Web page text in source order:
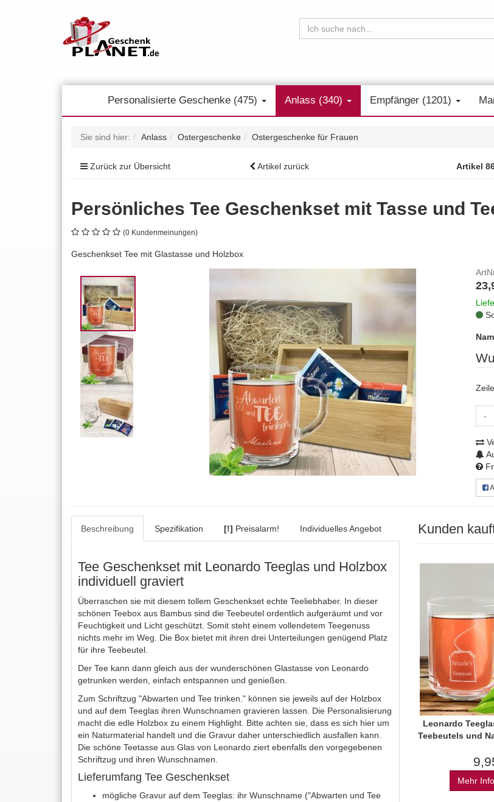
Personalisierte Geschenke (475) Anlass (340) Empfänger (1201)
Sie sind hier: Anlass Ostergeschenke Ostergeschenke für Frauen
Zurück zur Übersicht Artikel zurück Artikel
Persönliches Tee Geschenkset mit Tasse und
(0 Kundenmeinungen)
Geschenkset Tee mit Glastasse und Holzbox
-
Beschreibung Spezifikation [!] Preisalarm! Individuelles Angebot
Tee Geschenkset mit Leonardo Teeglas und Holzbox
individuell graviert
Überraschen sie mit diesem tollem Geschenkset echte Teeliebhaber. In dieser
schönen Teebox aus Bambus sind die Teebeutel ordentlich aufgeräumt und vor
Feuchtigkeit und Licht geschützt. Somit steht einem vollendetem Teegenuss
nichts mehr im Weg. Die Box bietet mit ihren drei Unterteilungen genügend Platz
für ihre Teebeutel.
Der Tee kann dann gleich aus der wunderschönen Glastasse von Leonardo
getrunken werden, einfach entspannen und genießen.
Zum Schriftzug "Abwarten und Tee trinken." können sie jeweils auf der Holzbox
und auf dem Teeglas ihren Wunschnamen gravieren lassen. Die Personalisierung
macht die edle Holzbox zu einem Highlight. Bitte achten sie, dass es sich hier um
ein Naturmaterial handelt und die Gravur daher unterschiedlich ausfallen kann.
Die schöne Teetasse aus Glas von Leonardo ziert ebenfalls den vorgegebenen
Schriftzug und ihren Wunschnamen.
Lieferumfang Tee Geschenkset
mögliche Gravur auf dem Teeglas: ihr Wunschname ("Abwarten und Tee
Kunden
Leonardo
Teebeutels und
Mehr